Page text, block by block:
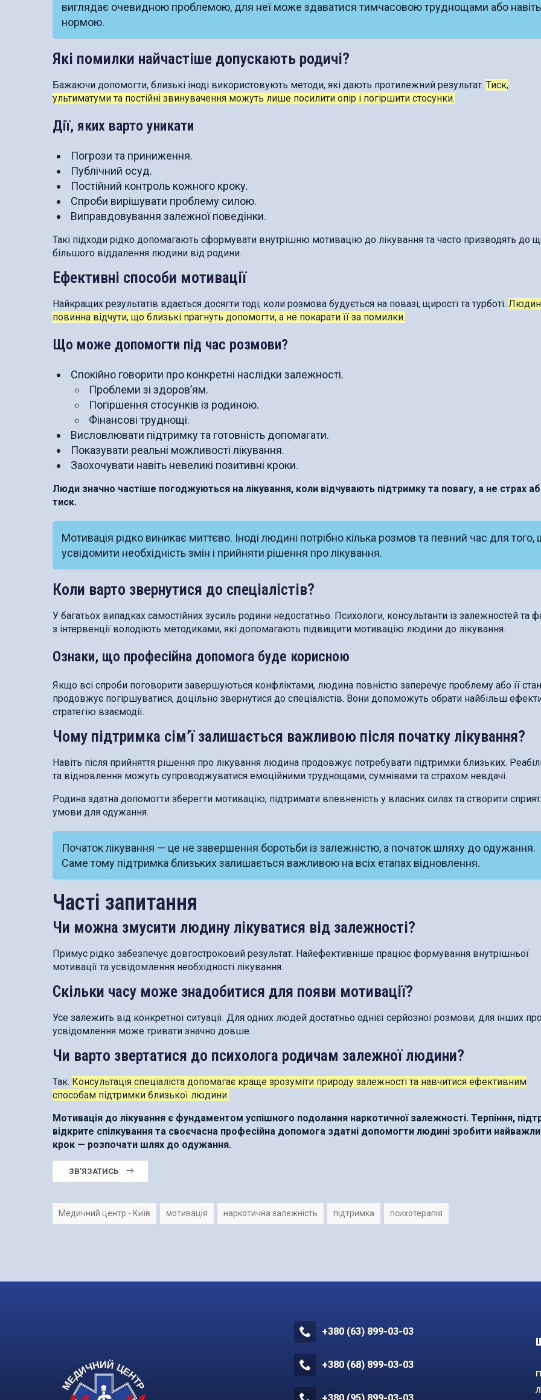
виглядає очевидною проблемою, для неї може здаватися тимчасовою труднощами або навіть
нормою.
Які помилки найчастіше допускають родичі?
Бажаючи допомогти, близькі іноді використовують методи, які дають протилежний результат. Тиск,
ультиматуми та постійні звинувачення можуть лише посилити опір і погіршити стосунки.
Дії, яких варто уникати
Погрози та приниження.
Публічний осуд.
Постійний контроль кожного кроку.
Спроби вирішувати проблему силою.
Виправдовування залежної поведінки.
Такі підходи рідко допомагають сформувати внутрішню мотивацію до лікування та часто призводять до
більшого віддалення людини від родини.
Ефективні способи мотивації
Найкращих результатів вдається досягти тоді, коли розмова будується на повазі, щирості та турботі.
повинна відчути, що близькі прагнуть допомогти, а не покарати її за помилки.
Що може допомогти під час розмови?
Спокійно говорити про конкретні наслідки залежності.
Проблеми зі здоров’ям.
Погіршення стосунків із родиною.
Фінансові труднощі.
Висловлювати підтримку та готовність допомагати.
Показувати реальні можливості лікування.
Заохочувати навіть невеликі позитивні кроки.
Люди значно частіше погоджуються на лікування, коли відчувають підтримку та повагу, а не страх
тиск.
Мотивація рідко виникає миттєво. Іноді людині потрібно кілька розмов та певний час для того,
усвідомити необхідність змін і прийняти рішення про лікування.
Коли варто звернутися до спеціалістів?
У багатьох випадках самостійних зусиль родини недостатньо. Психологи, консультанти із залежностей та
з інтервенції володіють методиками, які допомагають підвищити мотивацію людини до лікування.
Ознаки, що професійна допомога буде корисною
Якщо всі спроби поговорити завершуються конфліктами, людина повністю заперечує проблему або її стан
продовжує погіршуватися, доцільно звернутися до спеціалістів. Вони допоможуть обрати найбільш
стратегію взаємодії.
Чому підтримка сім’ї залишається важливою після початку лікування?
Навіть після прийняття рішення про лікування людина продовжує потребувати підтримки близьких.
та відновлення можуть супроводжуватися емоційними труднощами, сумнівами та страхом невдачі.
Родина здатна допомогти зберегти мотивацію, підтримати впевненість у власних силах та створити
умови для одужання.
Початок лікування — це не завершення боротьби із залежністю, а початок шляху до одужання.
Саме тому підтримка близьких залишається важливою на всіх етапах відновлення.
Часті запитання
Чи можна змусити людину лікуватися від залежності?
Примус рідко забезпечує довгостроковий результат. Найефективніше працює формування внутрішньої
мотивації та усвідомлення необхідності лікування.
Скільки часу може знадобитися для появи мотивації?
Усе залежить від конкретної ситуації. Для одних людей достатньо однієї серйозної розмови, для інших
усвідомлення може тривати значно довше.
Чи варто звертатися до психолога родичам залежної людини?
Так. Консультація спеціаліста допомагає краще зрозуміти природу залежності та навчитися ефективним
способам підтримки близької людини.
Мотивація до лікування є фундаментом успішного подолання наркотичної залежності. Терпіння,
відкрите спілкування та своєчасна професійна допомога здатні допомогти людині зробити
крок — розпочати шлях до одужання.
ЗВ’ЯЗАТИСЬ
Медичний центр - Київ мотивація наркотична залежність підтримка психотерапія
+380 (63) 899-03-03
+380 (68) 899-03-03